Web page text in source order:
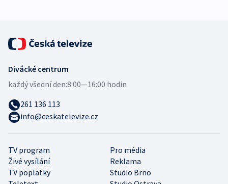
TV program
Pro média
Živé vysílání
Reklama
TV poplatky
Studio Brno
Divácké centrum
každý všední den:8:00—16:00 hodin
261 136 113
info@ceskatelevize.cz